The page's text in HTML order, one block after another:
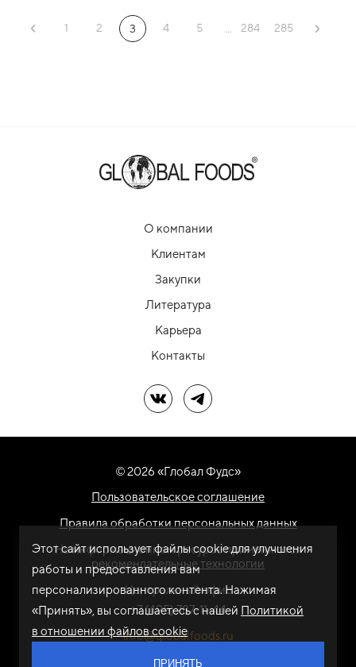
1 2 3 4 5 ... 284 285
О компании
Клиентам
Закупки
Литература
Карьера
Контакты
Мы в ВКМы в Telegram
© 2026 «Глобал Фудс»
Пользовательское соглашение
Правила обработки персональных данных
На информационном ресурсе применяются
рекомендательные технологии
Центральный офис
+7 (495) 787-11-44
info@globalfoods.ru
Этот сайт использует файлы cookie для улучшения
работы и предоставления вам
персонализированного контента. Нажимая
«Принять», вы соглашаетесь с нашей Политикой
в отношении файлов cookie
ПРИНЯТЬ